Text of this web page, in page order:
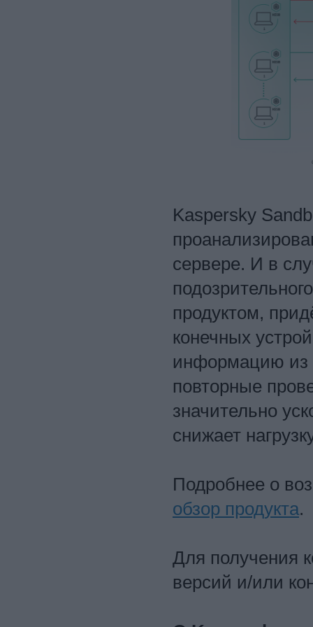
Kaspersky
сервере. И в
продуктом,
конечных
информацию из
повторные
значительно
снижает
Подробнее о
обзор продукта.
Для получения
версий и/или